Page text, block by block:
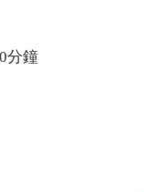
分鐘